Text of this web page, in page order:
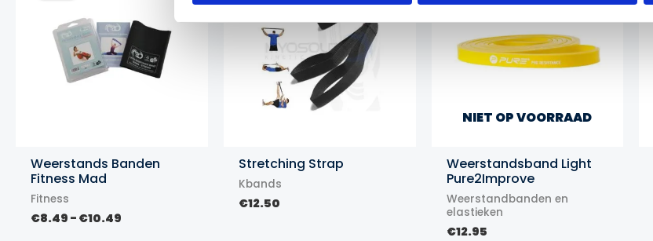
Weerstands Banden
Fitness Mad
Fitness
€8.49 - €10.49
Stretching Strap
Kbands
€12.50
NIET OP VOORRAAD
Weerstandsband Light
Pure2Improve
Weerstandbanden en
elastieken
€12.95